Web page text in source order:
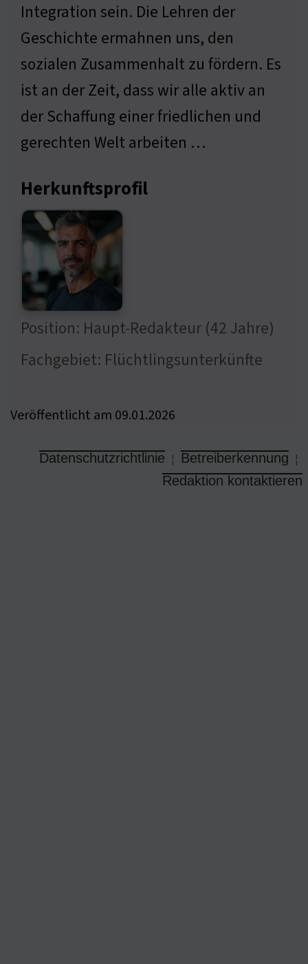
Integration sein. Die Lehren der
Geschichte ermahnen uns, den
sozialen Zusammenhalt zu fördern. Es
ist an der Zeit, dass wir alle aktiv an
der Schaffung einer friedlichen und
gerechten Welt arbeiten …
Herkunftsprofil
Position: Haupt-Redakteur (42 Jahre)
Fachgebiet: Flüchtlingsunterkünfte
Veröffentlicht am 09.01.2026
Datenschutzrichtlinie ¦ Betreiberkennung ¦
Redaktion kontaktieren